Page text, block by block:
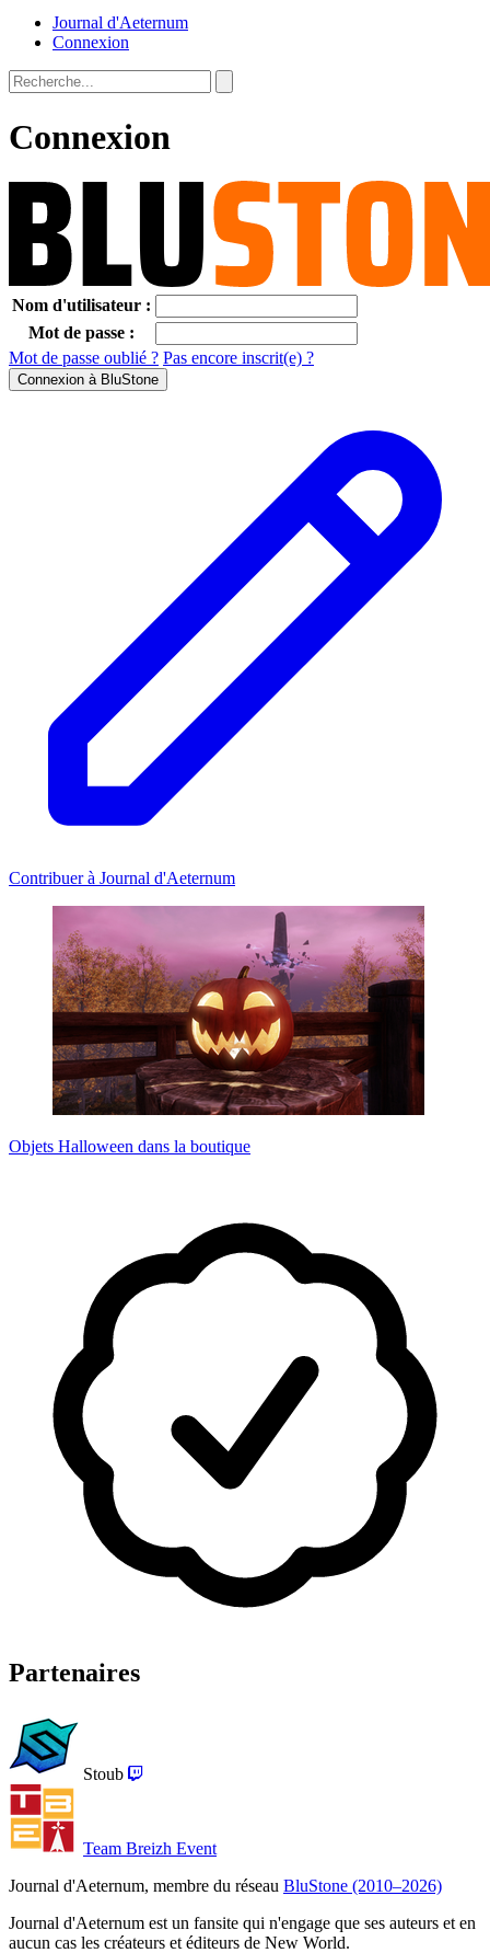
Journal d'Aeternum
Connexion
Connexion
Nom d'utilisateur :
Mot de passe :
Mot de passe oublié ? Pas encore inscrit(e) ?
Contribuer à Journal d'Aeternum
Objets Halloween dans la boutique
Partenaires
Stoub
Team Breizh Event
Journal d'Aeternum, membre du réseau BluStone (2010–2026)
Journal d'Aeternum est un fansite qui n'engage que ses auteurs et en
aucun cas les créateurs et éditeurs de New World.